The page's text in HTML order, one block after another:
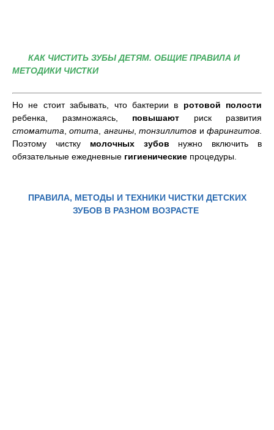
КАК ЧИСТИТЬ ЗУБЫ ДЕТЯМ. ОБЩИЕ ПРАВИЛА И
МЕТОДИКИ ЧИСТКИ
Но не стоит забывать, что бактерии в ротовой полости
ребенка, размножаясь, повышают риск развития
стоматита ,отита ангины,тонзиллитов ифарингитов
Поэтому чистку молочных зубов нужно включить в
обязательные ежедневные гигиенические процедуры.
ПРАВИЛА, МЕТОДЫ И ТЕХНИКИ ЧИСТКИ ДЕТСКИХ
ЗУБОВ В РАЗНОМ ВОЗРАСТЕ